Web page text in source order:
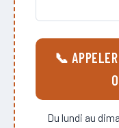
📞
Du lundi au